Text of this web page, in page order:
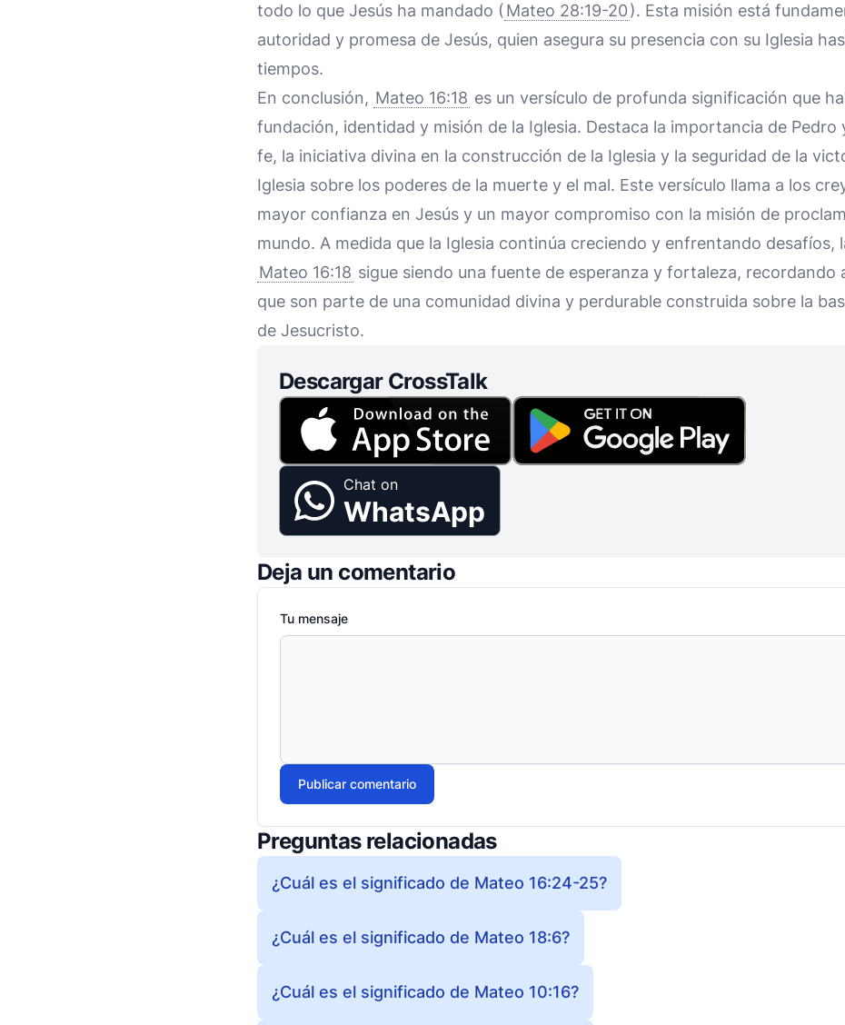
todo lo que Jesús ha mandado ( Mateo 28:19-20). Esta misión está
autoridad y promesa de Jesús, quien asegura su presencia con su Iglesia
tiempos.
En conclusión, Mateo 16:18 es un versículo de profunda significación que
fundación, identidad y misión de la Iglesia. Destaca la importancia de Pedro
fe, la iniciativa divina en la construcción de la Iglesia y la seguridad de la
Iglesia sobre los poderes de la muerte y el mal. Este versículo llama a los
mayor confianza en Jesús y un mayor compromiso con la misión de
mundo. A medida que la Iglesia continúa creciendo y enfrentando desafíos,
Mateo 16:18 sigue siendo una fuente de esperanza y fortaleza, recordando
que son parte de una comunidad divina y perdurable construida sobre la
de Jesucristo.
Descargar CrossTalk
Chat on
WhatsApp
Deja un comentario
Tu mensaje
Publicar comentario
Preguntas relacionadas
¿Cuál es el significado de Mateo 16:24-25?
¿Cuál es el significado de Mateo 18:6?
¿Cuál es el significado de Mateo 10:16?